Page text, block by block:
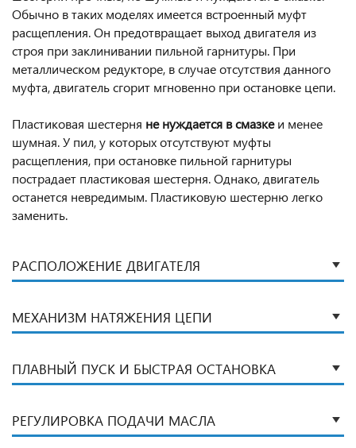
Обычно в таких моделях имеется встроенный муфт
расщепления. Он предотвращает выход двигателя из
строя при заклинивании пильной гарнитуры. При
металлическом редукторе, в случае отсутствия данного
муфта, двигатель сгорит мгновенно при остановке цепи.
Пластиковая шестерня не нуждается в смазкеи менее
шумная. У пил, у которых отсутствуют муфты
расщепления, при остановке пильной гарнитуры
пострадает пластиковая шестерня. Однако, двигатель
останется невредимым. Пластиковую шестерню легко
заменить.
РАСПОЛОЖЕНИЕ ДВИГАТЕЛЯ
МЕХАНИЗМ НАТЯЖЕНИЯ ЦЕПИ
ПЛАВНЫЙ ПУСК И БЫСТРАЯ ОСТАНОВКА
РЕГУЛИРОВКА ПОДАЧИ МАСЛА